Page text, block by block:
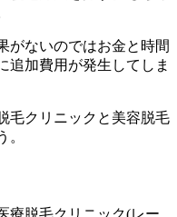
がないのではお金と時間
追加費用が発生してしま
毛クリニックと美容脱毛
。
療脱毛クリニック(レー